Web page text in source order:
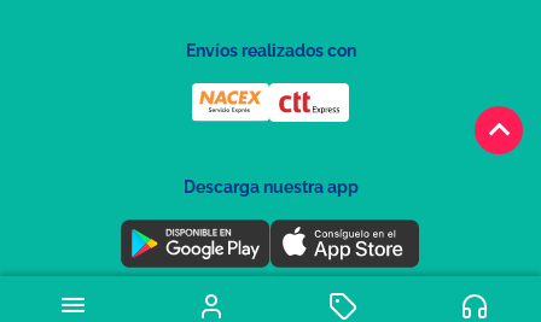
keyboard_arrow_up
Envíos realizados con
Descarga nuestra app